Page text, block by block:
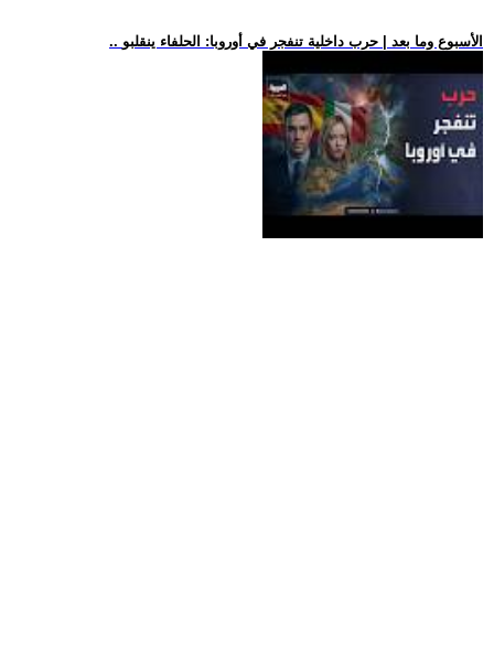
.. الأسبوع وما بعد | حرب داخلية تنفجر في أوروبا: الحلفاء ينقلبو